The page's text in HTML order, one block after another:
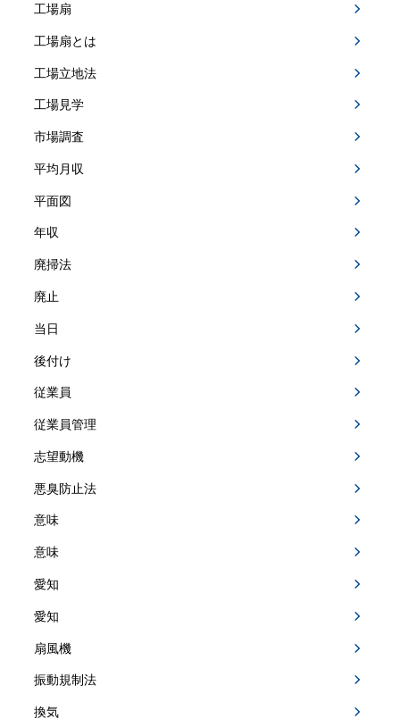
工場扇
工場扇とは
工場立地法
工場見学
市場調査
平均月収
平面図
年収
廃掃法
廃止
当日
後付け
従業員
従業員管理
志望動機
悪臭防止法
意味
意味
愛知
愛知
扇風機
振動規制法
換気